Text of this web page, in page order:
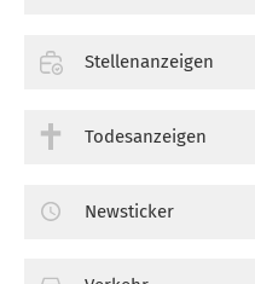
Stellenanzeigen
Todesanzeigen
Newsticker